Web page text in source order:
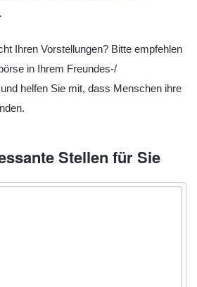
Ihren Vorstellungen? Bitte empfehlen
in Ihrem Freundes-/
helfen Sie mit, dass Menschen ihre
Stellen für Sie